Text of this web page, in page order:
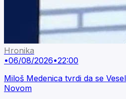
Hronika
•06/08/2026•22:00
Miloš Medenica tvrdi da se
Novom